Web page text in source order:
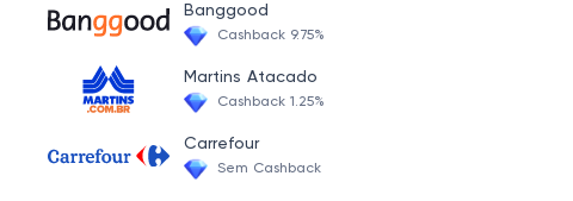
ESTILETES
CHAVE
Banggood
Cashback 9.75%
Martins Atacado
Cashback 1.25%
Carrefour
Sem Cashback